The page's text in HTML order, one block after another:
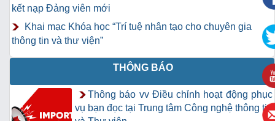
kết nạp Đảng viên mới
Khai mạc Khóa học “Trí tuệ nhân tạo cho chuyên gia
thông tin và thư viện”
THÔNG BÁO
Thông báo vv Điều chỉnh hoạt động phục
vụ bạn đọc tại Trung tâm Công nghệ thông tin